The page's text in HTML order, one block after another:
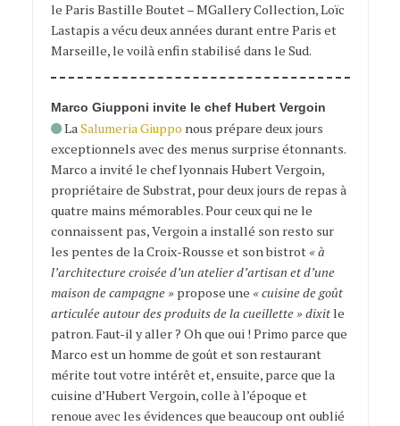
le Paris Bastille Boutet – MGallery Collection, Loïc
Lastapis a vécu deux années durant entre Paris et
Marseille, le voilà enfin stabilisé dans le Sud.
Marco Giupponi invite le chef Hubert Vergoin
LaSalumeria Giuppo nous prépare deux jours
exceptionnels avec des menus surprise étonnants.
Marco a invité le chef lyonnais Hubert Vergoin,
propriétaire de Substrat, pour deux jours de repas à
quatre mains mémorables. Pour ceux qui ne le
connaissent pas, Vergoin a installé son resto sur
les pentes de la Croix-Rousse et son bistrot « à
l’architecture croisée d’un atelier d’artisan et d’une
maison de campagne »propose une « cuisine de goût
articulée autour des produits de la cueillette » dixitle
patron. Faut-il y aller ? Oh que oui ! Primo parce que
Marco est un homme de goût et son restaurant
mérite tout votre intérêt et, ensuite, parce que la
cuisine d’Hubert Vergoin, colle à l’époque et
renoue avec les évidences que beaucoup ont oublié